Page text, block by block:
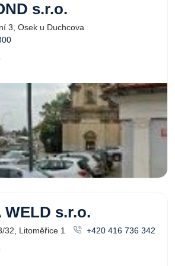
s.r.o.
3, Osek u Duchcova
WELD s.r.o.
32, Litoměřice 1
+420 416 736 342